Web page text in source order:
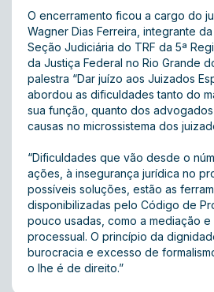
O encerramento ficou a cargo do
Wagner Dias Ferreira, integrante
Seção Judiciária do TRF da 5ª
da Justiça Federal no Rio Grande
palestra “Dar juízo aos Juizados
abordou as dificuldades tanto do
sua função, quanto dos
causas no microssistema dos
“Dificuldades que vão desde o
ações, à insegurança jurídica no
possíveis soluções, estão as
disponibilizadas pelo Código de
pouco usadas, como a mediação
processual. O princípio da
burocracia e excesso de
o lhe é de direito.”